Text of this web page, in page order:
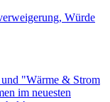
Würde
und "Wärme & Strom
im neuesten